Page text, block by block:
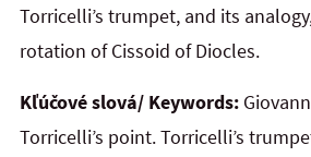
Torricelli’s trumpet, and its
rotation of Cissoid of Diocles.
Kľúčové slová/ Keywords:
Torricelli’s point. Torricelli’s